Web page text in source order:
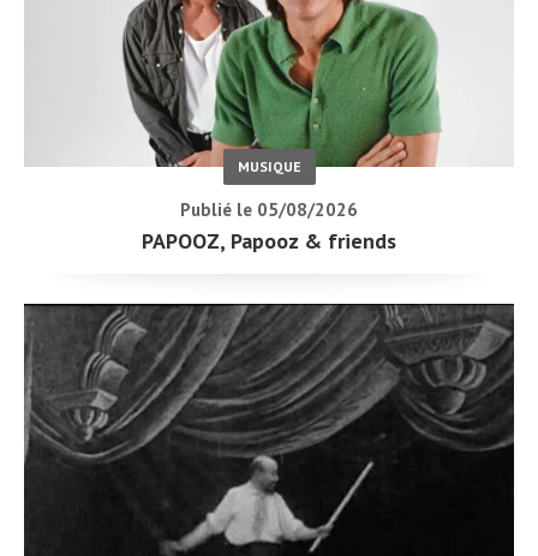
MUSIQUE
Publié le 05/08/2026
PAPOOZ, Papooz & friends